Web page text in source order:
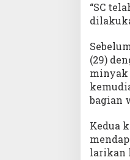
“SC
(29)
minyak
bagian
Kedua
larikan